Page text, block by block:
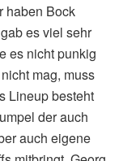
haben Bock
es viel sehr
es nicht punkig
mag, muss
Lineup besteht
der auch
auch eigene